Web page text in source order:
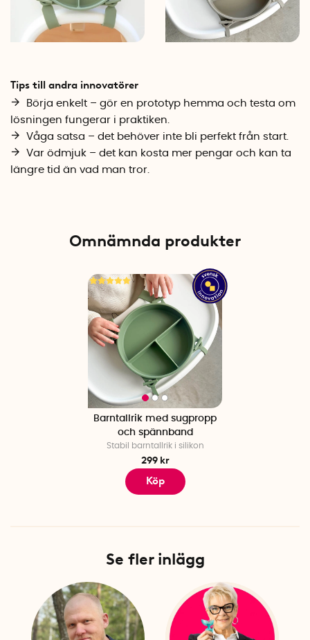
Tips till andra innovatörer
Börja enkelt – gör en prototyp hemma och testa om
lösningen fungerar i praktiken.
Våga satsa – det behöver inte bli perfekt från start.
Var ödmjuk – det kan kosta mer pengar och kan ta
längre tid än vad man tror.
Omnämnda produkter
Barntallrik med sugpropp
och spännband
Stabil barntallrik i silikon
299 kr
Köp
Se fler inlägg